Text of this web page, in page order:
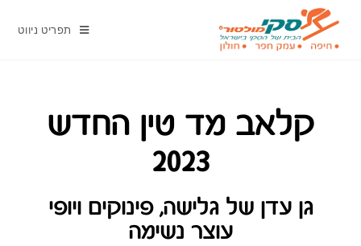
תפריט ניווט
קלאב מד טין החדש
2023
גן עדן של גלישה, פינוקים ויופי
עוצר נשימה